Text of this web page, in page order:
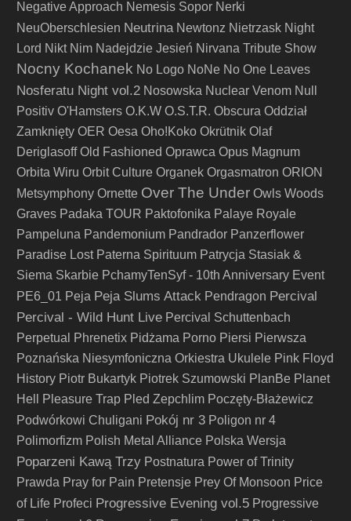
Negative Approach Nemesis Sopor Nerki
NeuOberschlesien Neutrina Newtonz Nietrzask Night
Lord Nikt Nim Nadejdzie Jesień Nirvana Tribute Show
Nocny Kochanek No Logo NoNe No One Leaves
Nosferatu Night vol.2 Nosowska Nuclear Venom Null
Positiv O'Hamsters O.K.W O.S.T.R. Obscura Oddział
Zamknięty OER Oesa Oho!Koko Okrütnik Olaf
Deriglasoff Old Fashioned Oprawca Opus Magnum
Orbita Wiru Orbit Culture Organek Orgasmatron ORION
Metsymphony Ornette Over The Under Owls Woods
Graves Padaka TOUR Paktofonika Palaye Royale
Pampeluna Pandemonium Pandrador Panzerflower
Paradise Lost Paterna Spirituum Patrycja Stasiak &
Siema Skarbie PchamyTenSyf - 10th Anniversary Event
PE6_01 Peja Peja Slums Attack Pendragon Percival
Percival - Wild Hunt Live Percival Schuttenbach
Perpetual
Phrenetix Pidżama Porno Piersi Pierwsza
Poznańska Niesymfoniczna Orkiestra Ukulele Pink Floyd
History Piotr Bukartyk Piotrek Szumowski PlanBe Planet
Hell
Pleasure Trap Pled Zepchlim Poczęty-Błażewicz
Podwórkowi Chuligani Pokój nr 3 Poligon nr 4
Polimorfizm Polish Metal Alliance Polska Wersja
Poparzeni Kawą Trzy Postnatura Power of Trinity
Prawda Pray for Pain Pretensje Prey Of Monsoon Price
of Life Profeci Progressive Evening vol.5 Progressive